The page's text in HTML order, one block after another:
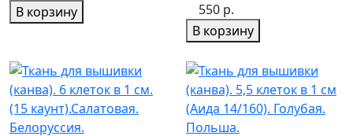
В корзину
550 р.
В корзину